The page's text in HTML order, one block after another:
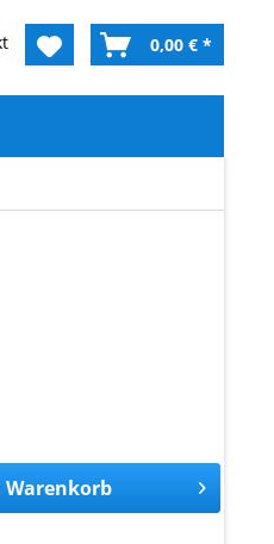
0,00 € *
Warenkorb